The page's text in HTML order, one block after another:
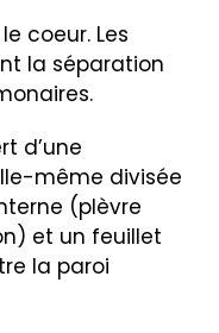
coeur. Les
la séparation
d’une
même divisée
(plèvre
et un feuillet
la paroi